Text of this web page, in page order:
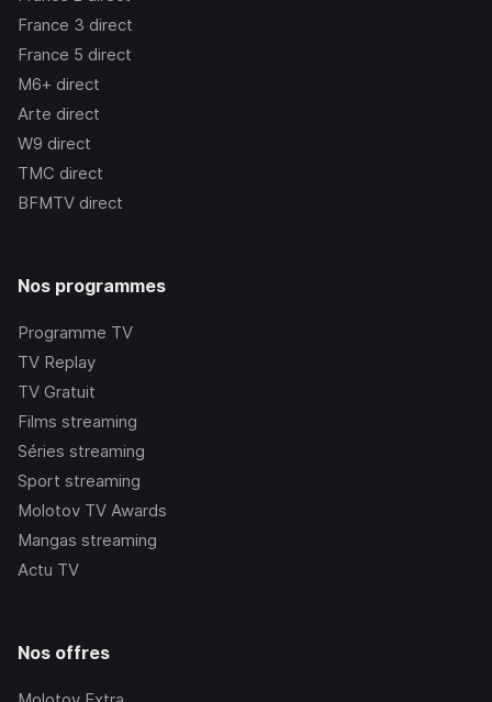
France 3 direct
France 5 direct
M6+ direct
Arte direct
W9 direct
TMC direct
BFMTV direct
Nos programmes
Programme TV
TV Replay
TV Gratuit
Films streaming
Séries streaming
Sport streaming
Molotov TV Awards
Mangas streaming
Actu TV
Nos offres